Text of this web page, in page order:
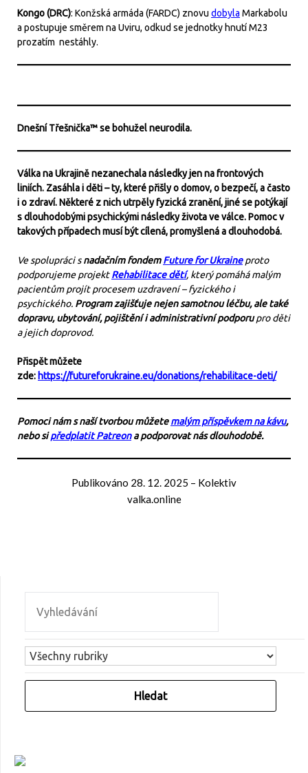
Kongo (DRC): Konžská armáda (FARDC) znovu dobyla Markabolu
a postupuje směrem na Uviru, odkud se jednotky hnutí M23
prozatím nestáhly.
Dnešní Třešnička™ se bohužel neurodila.
Válka na Ukrajině nezanechala následky jen na frontových
liniích. Zasáhla i děti – ty, které přišly o domov, o bezpečí, a často
i o zdraví. Některé z nich utrpěly fyzická zranění, jiné se potýkají
s dlouhodobými psychickými následky života ve válce. Pomoc v
takových případech musí být cílená, promyšlená a dlouhodobá.
Ve spolupráci snadačním fondemFuture for Ukraineproto
podporujeme projektRehabilitace dětí, který pomáhá malým
pacientům projít procesem uzdravení – fyzického i
psychického. Program zajišťuje nejen samotnou léčbu, ale také
dopravu, ubytování, pojištění i administrativní podporupro děti
a jejich doprovod.
Přispět můžete
zde: https://futureforukraine.eu/donations/rehabilitace-deti/
Pomoci nám s naší tvorbou můžetemalým příspěvkem na kávu,
nebo sipředplatit Patreona podporovat nás dlouhodobě.
Publikováno 28. 12. 2025 – Kolektiv
valka.online